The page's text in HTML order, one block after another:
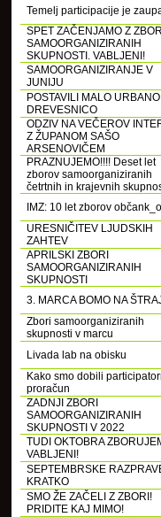
Temelj participacije je
SPET ZAČENJAMO Z ZBORI
SAMOORGANIZIRANIH
SKUPNOSTI. VABLJENI!
SAMOORGANIZIRANJE V
JUNIJU
POSTAVILI MALO URBANO
DREVESNICO
ODZIV NA VEČEROV
Z ŽUPANOM SAŠO
ARSENOVIČEM
PRAZNUJEMO!!!! Deset let
zborov samoorganiziranih
četrtnih in krajevnih
IMZ: 10 let zborov
URESNIČITEV LJUDSKIH
ZAHTEV
APRILSKI ZBORI
SAMOORGANIZIRANIH
SKUPNOSTI
3. MARCA BOMO NA
Zbori samoorganiziranih
skupnosti v marcu
Livada lab na obisku
Kako smo dobili
proračun
ZADNJI ZBORI
SAMOORGANIZIRANIH
SKUPNOSTI V 2022
TUDI OKTOBRA
VABLJENI!
SEPTEMBRSKE
KRATKO
SMO ŽE ZAČELI Z ZBORI!
PRIDITE KAJ MIMO!